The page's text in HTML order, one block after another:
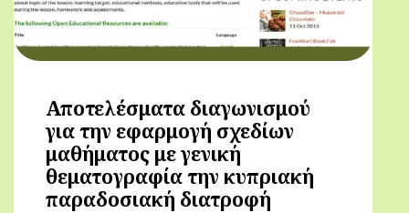
Αποτελέσματα διαγωνισμού
για την εφαρμογή σχεδίων
μαθήματος με γενική
θεματογραφία την κυπριακή
παραδοσιακή διατροφή